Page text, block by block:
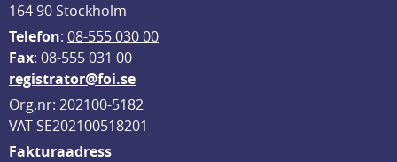
164 90 Stockholm
Telefon: 08-555 030 00
Fax: 08-555 031 00
registrator@foi.se
Org.nr: 202100-5182
VAT SE202100518201
Fakturaadress